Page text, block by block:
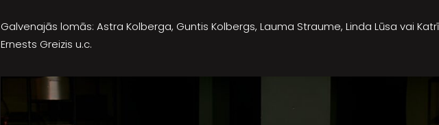
Galvenajās lomās: Astra Kolberga, Guntis Kolbergs, Lauma Straume, Linda Lūsa vai
Ernests Greizis u.c.